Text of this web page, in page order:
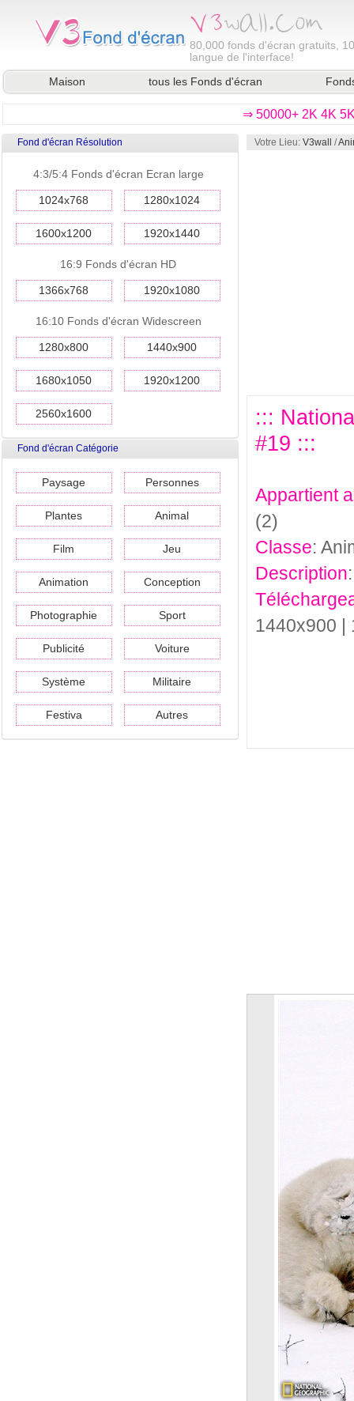
80,000 fonds d'écran gratuits,
langue de l'interface!
Maison
tous les Fonds d'écran
⇒ 50000+ 2K 4K
Fond d'écran Résolution
4:3/5:4 Fonds d'écran Ecran large
1024x768 1280x1024
1600x1200 1920x1440
16:9 Fonds d'écran HD
1366x768 1920x1080
16:10 Fonds d'écran Widescreen
1280x800 1440x900
1680x1050 1920x1200
2560x1600
Fond d'écran Catégorie
Paysage Personnes
Plantes Animal
Film Jeu
Animation Conception
Photographie Sport
Publicité Voiture
Système Militaire
Festiva Autres
Votre Lieu: V3wall /
:::
#19 :::
Appartient
(2)
Classe:
Description
1440x900 |